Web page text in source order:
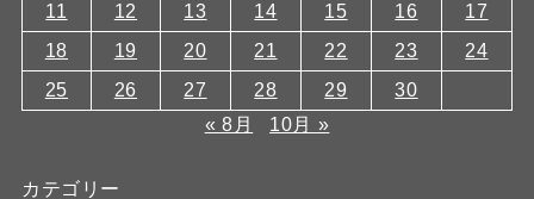
11
12 13 14 15 16
17
18
19 20 21 22 23
24
25
26 27 28 29
30
« 8月
10月 »
カテゴリー